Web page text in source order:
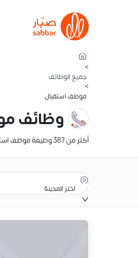
>
جميع الوظائف
>
موظف استقبال
وظائف
أكثر من 387 وظيفة موظف استقبال بدون خبرة في السعودية. تصفح تفاصيل الراتب، والوصف الوظيفي، وموقع الوظيفة. أنشئ سيرتك الذاتية وقدّم عليها الآن
اختر المدينة